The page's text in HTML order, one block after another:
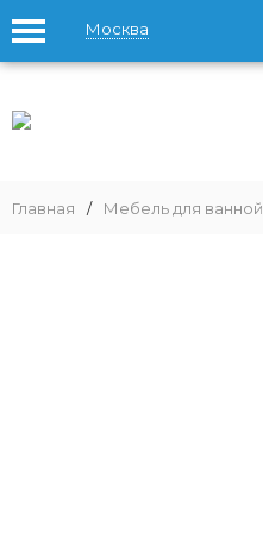
Москва
Главная / Мебель для ванной